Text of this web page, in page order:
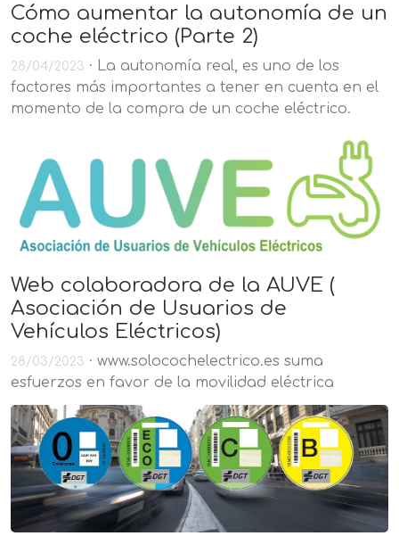
Cómo aumentar la autonomía de un
coche eléctrico (Parte 2)
28/04/2023 · La autonomía real, es uno de los
factores más importantes a tener en cuenta en el
momento de la compra de un coche eléctrico.
Web colaboradora de la AUVE (
Asociación de Usuarios de
Vehículos Eléctricos)
28/03/2023 · www.solocochelectrico.es suma
esfuerzos en favor de la movilidad eléctrica